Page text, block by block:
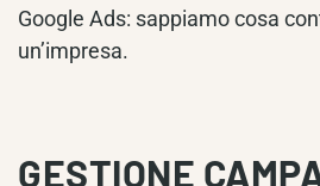
Google Ads: sappiamo cosa
un’impresa.
GESTIONE